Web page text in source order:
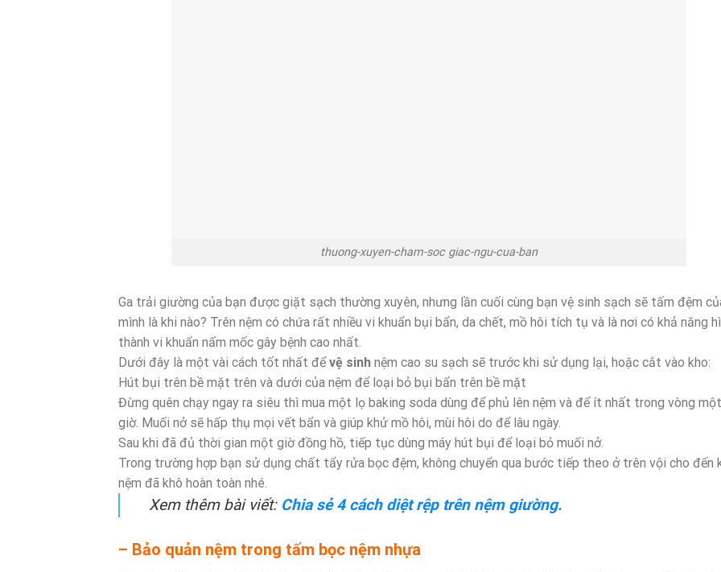
thuong-xuyen-cham-soc giac-ngu-cua-ban
Ga trải giường của bạn được giặt sạch thường xuyên, nhưng lần cuối cùng bạn vệ sinh sạch sẽ tấm đệm
mình là khi nào? Trên nệm có chứa rất nhiều vi khuẩn bụi bẩn, da chết, mồ hôi tích tụ và là nơi có khả năng
thành vi khuẩn nấm mốc gây bệnh cao nhất.
Dưới đây là một vài cách tốt nhất đểvệ sinh nệm cao su sạch sẽ trước khi sử dụng lại, hoặc cắt vào kho:
Hút bụi trên bề mặt trên và dưới của nệm để loại bỏ bụi bẩn trên bề mặt
Đừng quên chạy ngay ra siêu thì mua một lọ baking soda dùng để phủ lên nệm và để ít nhất trong vòng một
giờ. Muối nở sẽ hấp thụ mọi vết bẩn và giúp khử mồ hôi, mùi hôi do để lâu ngày.
Sau khi đã đủ thời gian một giờ đồng hồ, tiếp tục dùng máy hút bụi để loại bỏ muối nở.
Trong trường hợp bạn sử dụng chất tẩy rửa bọc đệm, không chuyển qua bước tiếp theo ở trên vội cho đến
nệm đã khô hoàn toàn nhé.
Xem thêm bài viết: Chia sẻ 4 cách diệt rệp trên nệm giường.
– Bảo quản nệm trong tấm bọc nệm nhựa